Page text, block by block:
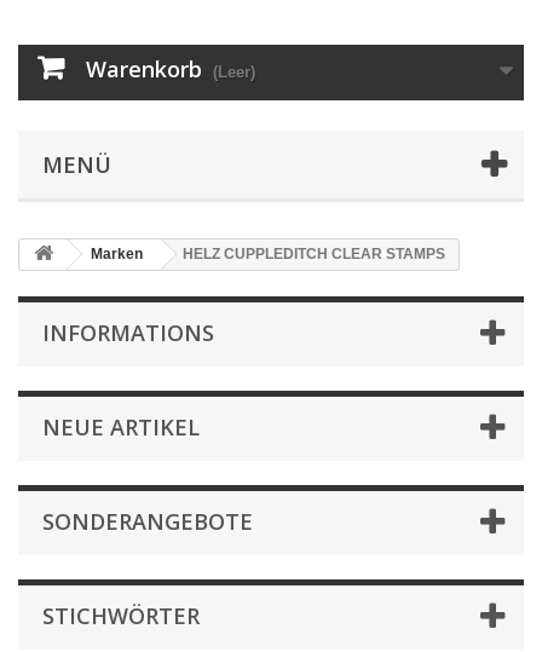
Warenkorb (Leer)
MENÜ
Marken HELZ CUPPLEDITCH CLEAR STAMPS
INFORMATIONS
NEUE ARTIKEL
SONDERANGEBOTE
STICHWÖRTER